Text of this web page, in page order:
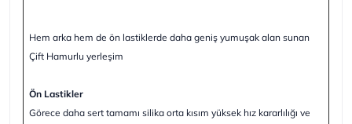
Hem arka hem de ön lastiklerde daha geniş yumuşak alan sunan
Çift Hamurlu yerleşim
Ön Lastikler
Görece daha sert tamamı silika orta kısım yüksek hız kararlılığı ve